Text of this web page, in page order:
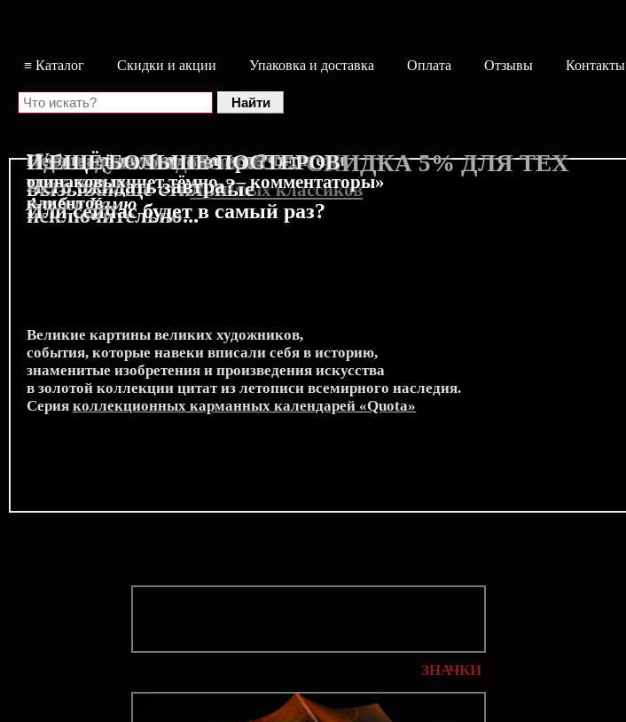
≡ Каталог Скидки и акции Упаковка и доставка Оплата Отзывы Контакты
Неделя «Студии Гибли»
особые скидки длялюбимых классиков!
Совсем уже не детские
вызывающе стильные
исключительно...
Великие картины великих художников,
события, которые навеки вписали себя в историю,
знаменитые изобретения и произведения искусства
в золотой коллекции цитат из летописи всемирного наследия.
Серия коллекционных карманных календарей «Quota»
Однажды оставив запись...
«У тех, кто пишет ясно, есть читатели,
у тех, кто пишет тёмно, — комментаторы»
Альбер Камю
Чего ещё не было вчера?
Чего ожидать завтра?
Или сейчас будет в самый раз?
Не бывает двух
одинаковых
клиентов...
СКИДКА 5% ДЛЯ ТЕХ
И ЕЩЁ БОЛЬШЕ ПОСТЕРОВ
ЗНАЧКИ